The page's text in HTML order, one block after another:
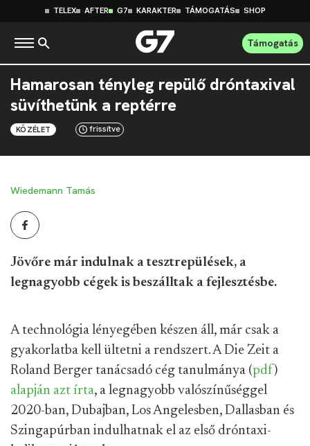
TELEX AFTER G7 KARAKTER TÁMOGATÁS SHOP
Támogatás
Hamarosan tényleg repülő dróntaxival
süvíthetünk a reptérre
KÖZÉLET frissítve
Wiedemann Tamás
Jövőre már indulnak a tesztrepülések, a
legnagyobb cégek is beszálltak a fejlesztésbe.
A technológia lényegében készen áll, már csak a
gyakorlatba kell ültetni a rendszert. A Die Zeit a
Roland Berger tanácsadó cég tanulmánya (pdf)
alapján azt írta, a legnagyobb valószínűséggel
2020-ban, Dubajban, Los Angelesben, Dallasban és
Szingapúrban indulhatnak el az első dróntaxi-